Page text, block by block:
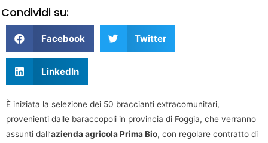
Condividi su:
Facebook Twitter
LinkedIn
È iniziata la selezione dei 50 braccianti extracomunitari,
provenienti dalle baraccopoli in provincia di Foggia, che verranno
assunti dall’azienda agricola Prima Bio, con regolare contratto di